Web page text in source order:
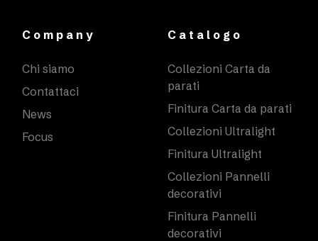
Company
Chi siamo
Contattaci
News
Focus
Catalogo
Collezioni Carta da
parati
Finitura Carta da parati
Collezioni Ultralight
Finitura Ultralight
Collezioni Pannelli
decorativi
Finitura Pannelli
decorativi